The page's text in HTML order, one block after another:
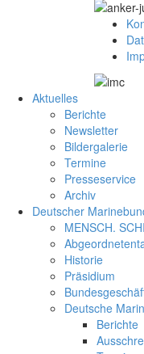
Aktuelles
Berichte
Newsletter
Bildergalerie
Termine
Presseservice
Archiv
Deutscher
MENSCH.
Historie
Präsidium
Deutsche
Berichte